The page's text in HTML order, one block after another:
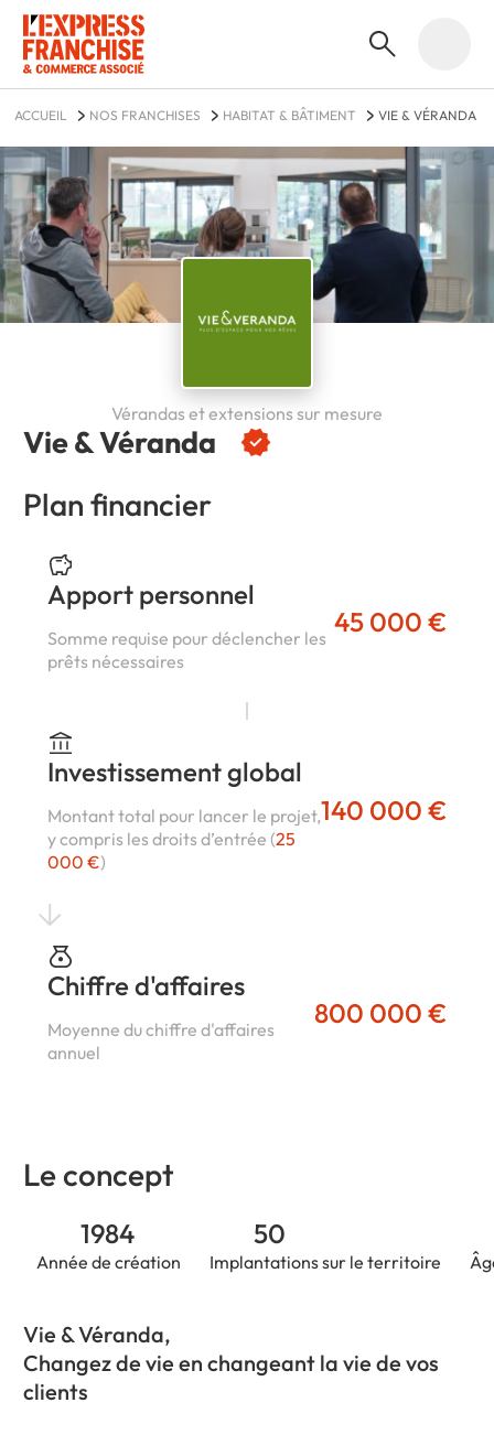
ACCUEIL NOS FRANCHISES HABITAT & BÂTIMENT VIE & VÉRANDA
Vie & Véranda
Vérandas et extensions sur mesure
Plan financier
Apport personnel
Somme requise pour déclencher les
prêts nécessaires
45 000 €
Investissement global
Montant total pour lancer le projet,
y compris les droits d’entrée (25
000 €)
140 000 €
Chiffre d'affaires
Moyenne du chiffre d'affaires
annuel
800 000 €
Le concept
Année de création
1984
Implantations sur le territoire
50
Vie & Véranda,
Changez de vie en changeant la vie de vos
clients